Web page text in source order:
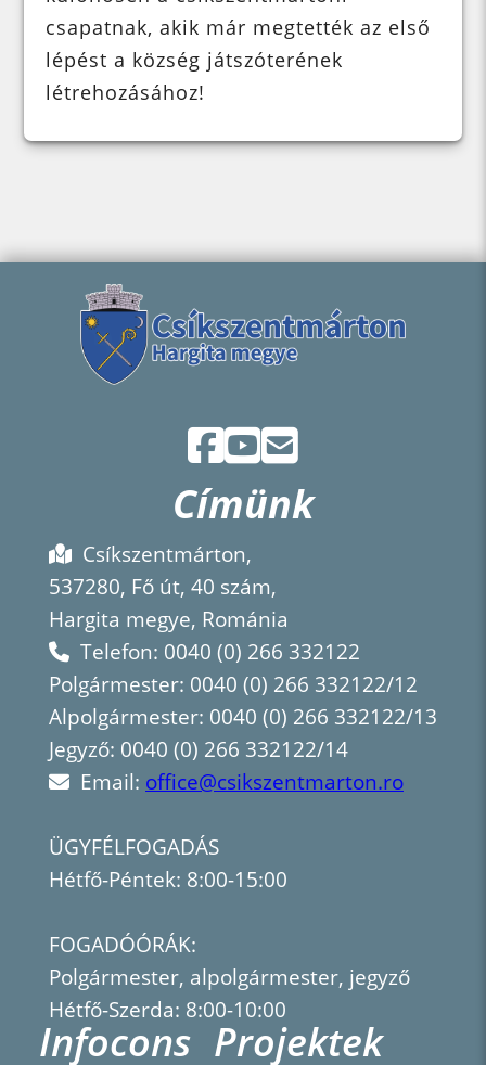
csapatnak, akik már megtették az első
lépést a község játszóterének
létrehozásához!
Címünk
Csíkszentmárton,
537280, Fő út, 40 szám,
Hargita megye, Románia
Telefon: 0040 (0) 266 332122
Polgármester: 0040 (0) 266 332122/12
Alpolgármester: 0040 (0) 266 332122/13
Jegyző: 0040 (0) 266 332122/14
Email: office@csikszentmarton.ro
ÜGYFÉLFOGADÁS
Hétfő-Péntek: 8:00-15:00
FOGADÓÓRÁK:
Polgármester, alpolgármester, jegyző
Hétfő-Szerda: 8:00-10:00
Infocons Projektek